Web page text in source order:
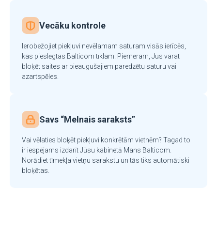
Vecāku kontrole
Ierobežojiet piekļuvi nevēlamam saturam visās ierīcēs,
kas pieslēgtas Balticom tīklam. Piemēram, Jūs varat
bloķēt saites ar pieaugušajiem paredzētu saturu vai
azartspēles.
Savs “Melnais saraksts”
Vai vēlaties bloķēt piekļuvi konkrētām vietnēm? Tagad to
ir iespējams izdarīt Jūsu kabinetā Mans Balticom.
Norādiet tīmekļa vietņu sarakstu un tās tiks automātiski
bloķētas.